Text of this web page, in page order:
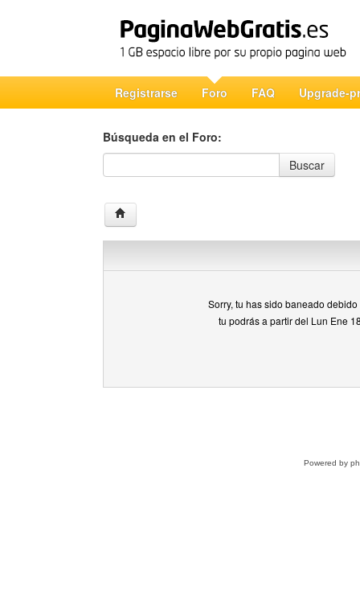
Registrarse Foro FAQ Upgrade-
Búsqueda en el Foro:
Búsqueda en el Foro
Buscar
Sorry, tu has sido baneado
tu podrás a partir del Lun Ene
Powered by